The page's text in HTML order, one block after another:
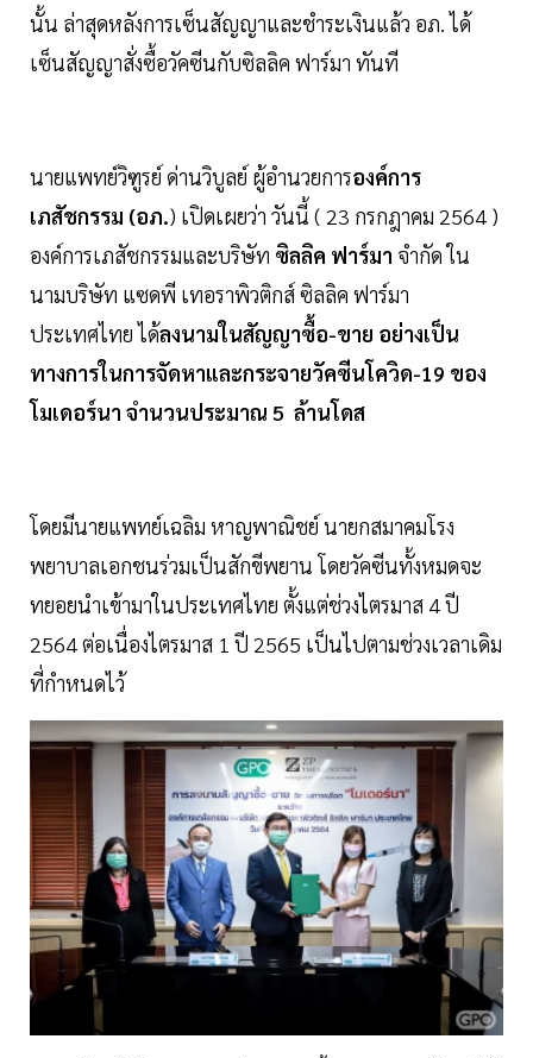
นั้น ล่าสุดหลังการเซ็นสัญญาและชำระเงินแล้ว อภ. ได้
เซ็นสัญญาสั่งซื้อวัคซีนกับซิลลิค ฟาร์มา ทันที
นายแพทย์วิฑูรย์ ด่านวิบูลย์ ผู้อำนวยการองค์การ
เภสัชกรรม (อภ.) เปิดเผยว่า วันนี้ ( 23 กรกฎาคม 2564 )
องค์การเภสัชกรรมและบริษัท ซิลลิค ฟาร์มา จํากัด ใน
นามบริษัท แซดพี เทอราพิวติกส์ ซิลลิค ฟาร์มา
ประเทศไทย ได้ลงนามในสัญญาซื้อ-ขาย อย่างเป็น
ทางการในการจัดหาและกระจายวัคซีนโควิด-19 ของ
โมเดอร์นา จำนวนประมาณ 5 ล้านโดส
โดยมีนายแพทย์เฉลิม หาญพาณิชย์ นายกสมาคมโรง
พยาบาลเอกชนร่วมเป็นสักขีพยาน โดยวัคซีนทั้งหมดจะ
ทยอยนำเข้ามาในประเทศไทย ตั้งแต่ช่วงไตรมาส 4 ปี
2564 ต่อเนื่องไตรมาส 1 ปี 2565 เป็นไปตามช่วงเวลาเดิม
ที่กำหนดไว้